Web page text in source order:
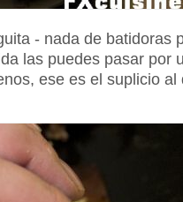
- nada de batidoras
las puedes pasar por
ese es el suplicio